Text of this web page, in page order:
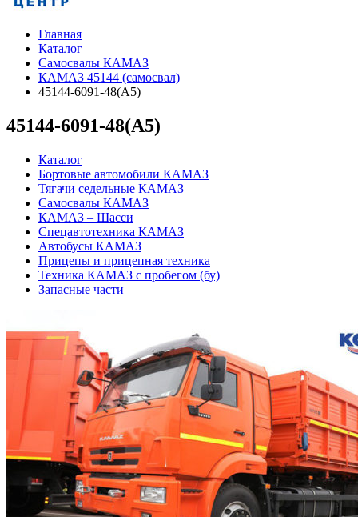
Главная
Каталог
Самосвалы КАМАЗ
КАМАЗ 45144 (самосвал)
45144-6091-48(А5)
45144-6091-48(А5)
Каталог
Бортовые автомобили КАМАЗ
Тягачи седельные КАМАЗ
Самосвалы КАМАЗ
КАМАЗ – Шасси
Спецавтотехника КАМАЗ
Автобусы КАМАЗ
Прицепы и прицепная техника
Техника КАМАЗ с пробегом (бу)
Запасные части